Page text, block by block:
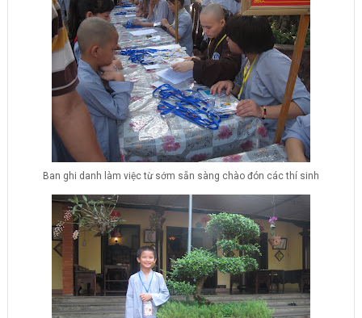
Ban ghi danh làm việc từ sớm sẵn sàng chào đón các thí sinh